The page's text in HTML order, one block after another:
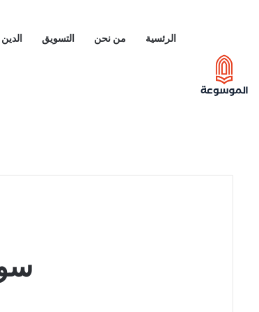
الرئسية من نحن التسويق الدين